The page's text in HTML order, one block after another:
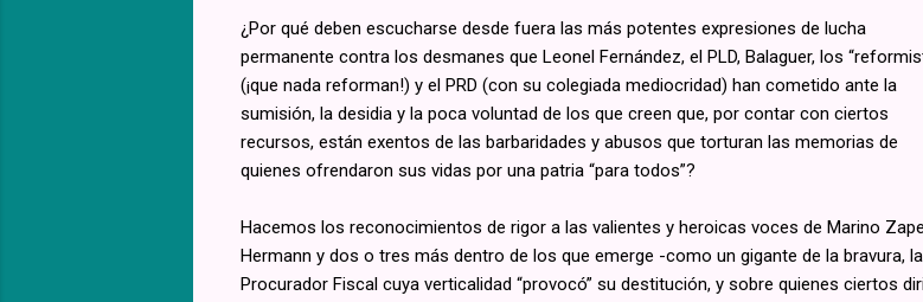
¿Por qué deben escucharse desde fuera las más potentes expresiones de lucha
permanente contra los desmanes que Leonel Fernández, el PLD, Balaguer, los
(¡que nada reforman!) y el PRD (con su colegiada mediocridad) han cometido ante la
sumisión, la desidia y la poca voluntad de los que creen que, por contar con ciertos
recursos, están exentos de las barbaridades y abusos que torturan las memorias de
quienes ofrendaron sus vidas por una patria “para todos”?
Hacemos los reconocimientos de rigor a las valientes y heroicas voces de Marino
Hermann y dos o tres más dentro de los que emerge -como un gigante de la bravura,
Procurador Fiscal cuya verticalidad “provocó” su destitución, y sobre quienes ciertos